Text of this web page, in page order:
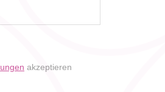
akzeptieren